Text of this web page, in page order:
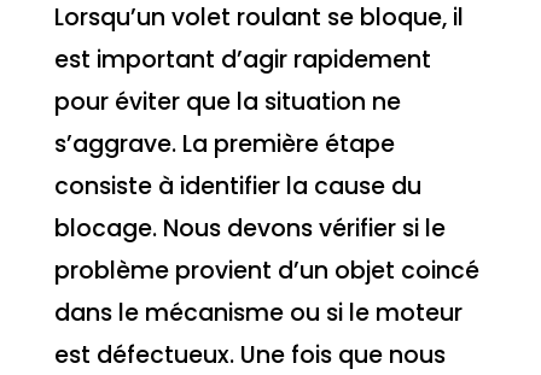
Lorsqu’un volet roulant se bloque, il
est important d’agir rapidement
pour éviter que la situation ne
s’aggrave. La première étape
consiste à identifier la cause du
blocage. Nous devons vérifier si le
problème provient d’un objet coincé
dans le mécanisme ou si le moteur
est défectueux. Une fois que nous